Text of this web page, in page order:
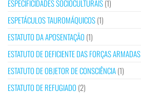
ESPECIFICIDADES SOCIOCULTURAIS(1)
ESPETÁCULOS TAUROMÁQUICOS(1)
ESTATUTO DA APOSENTAÇÃO (1)
ESTATUTO DE DEFICIENTE DAS FORÇAS ARMADAS
ESTATUTO DE OBJETOR DE CONSCIÊNCIA(1)
ESTATUTO DE REFUGIADO (2)